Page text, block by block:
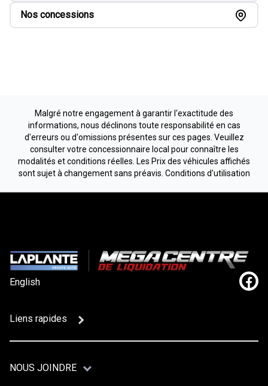
Nos concessions
Malgré notre engagement à garantir l'exactitude des
informations, nous déclinons toute responsabilité en cas
d'erreurs ou d'omissions présentes sur ces pages. Veuillez
consulter votre concessionnaire local pour connaître les
modalités et conditions réelles. Les Prix des véhicules affichés
sont sujet à changement sans préavis. Conditions d'utilisation
English
Liens rapides
NOUS JOINDRE